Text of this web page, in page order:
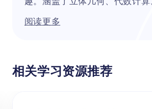
技能训练，同时还附有丰富专业
知识的同时，培养数学思维和解
升数学应用实践能力。
阅读更多
相关学习资源推荐